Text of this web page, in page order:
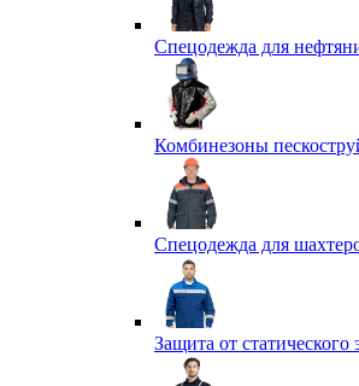
Спецодежда для
Комбинезоны
Спецодежда для
Защита от статического